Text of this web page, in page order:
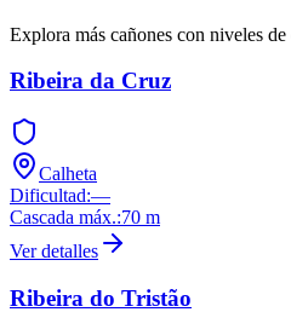
Explora más cañones con niveles
Ribeira da Cruz
Calheta
Dificultad:—
Cascada máx.:70 m
Ver detalles
Ribeira do Tristão